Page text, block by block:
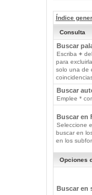
Índice
Consulta
Buscar
Escriba +
para
solo una de
Buscar
Emplee *
Buscar en
Seleccione
buscar en
en los
Opciones
Buscar en